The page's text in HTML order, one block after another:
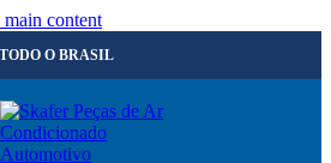
content
O BRASIL